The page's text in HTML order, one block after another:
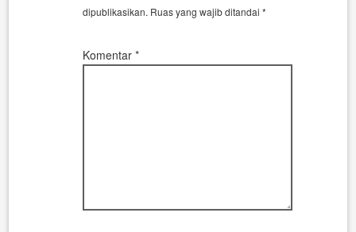
dipublikasikan. Ruas yang wajib ditandai*
Komentar*